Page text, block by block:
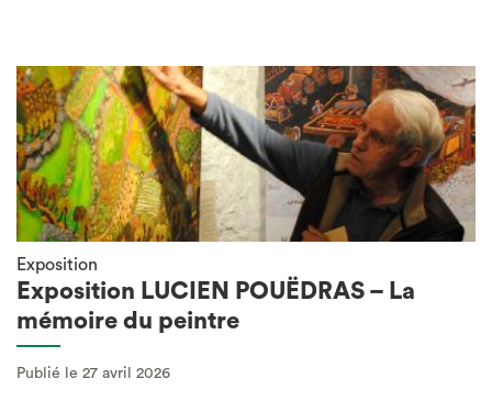
Exposition
Exposition LUCIEN POUËDRAS – La
mémoire du peintre
Publié le 27 avril 2026